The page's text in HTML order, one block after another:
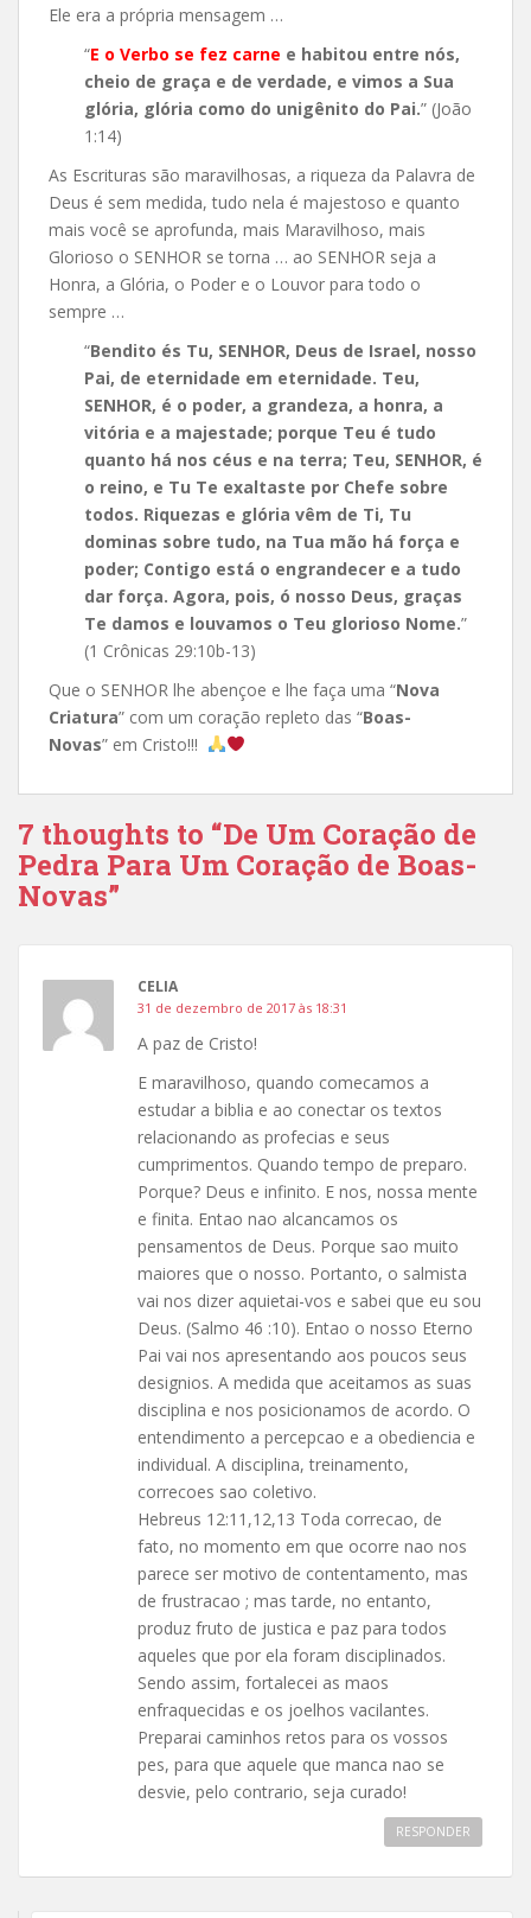
Ele era a própria mensagem …
“E o Verbo se fez carne e habitou entre nós,
cheio de graça e de verdade, e vimos a Sua
glória, glória como do unigênito do Pai.” (João
1:14)
As Escrituras são maravilhosas, a riqueza da Palavra de
Deus é sem medida, tudo nela é majestoso e quanto
mais você se aprofunda, mais Maravilhoso, mais
Glorioso o SENHOR se torna … ao SENHOR seja a
Honra, a Glória, o Poder e o Louvor para todo o
sempre …
“Bendito és Tu, SENHOR, Deus de Israel, nosso
Pai, de eternidade em eternidade. Teu,
SENHOR, é o poder, a grandeza, a honra, a
vitória e a majestade; porque Teu é tudo
quanto há nos céus e na terra; Teu, SENHOR, é
o reino, e Tu Te exaltaste por Chefe sobre
todos. Riquezas e glória vêm de Ti, Tu
dominas sobre tudo, na Tua mão há força e
poder; Contigo está o engrandecer e a tudo
dar força. Agora, pois, ó nosso Deus, graças
Te damos e louvamos o Teu glorioso Nome.”
(1 Crônicas 29:10b-13)
Que o SENHOR lhe abençoe e lhe faça uma “Nova
Criatura” com um coração repleto das “Boas-
Novas” em Cristo!!!
7 thoughts to “De Um Coração de
Pedra Para Um Coração de Boas-
Novas”
CELIA
31 de dezembro de 2017 às 18:31
A paz de Cristo!
E maravilhoso, quando comecamos a
estudar a biblia e ao conectar os textos
relacionando as profecias e seus
cumprimentos. Quando tempo de preparo.
Porque? Deus e infinito. E nos, nossa mente
e finita. Entao nao alcancamos os
pensamentos de Deus. Porque sao muito
maiores que o nosso. Portanto, o salmista
vai nos dizer aquietai-vos e sabei que eu sou
Deus. (Salmo 46 :10). Entao o nosso Eterno
Pai vai nos apresentando aos poucos seus
designios. A medida que aceitamos as suas
disciplina e nos posicionamos de acordo. O
entendimento a percepcao e a obediencia e
individual. A disciplina, treinamento,
correcoes sao coletivo.
Hebreus 12:11,12,13 Toda correcao, de
fato, no momento em que ocorre nao nos
parece ser motivo de contentamento, mas
de frustracao ; mas tarde, no entanto,
produz fruto de justica e paz para todos
aqueles que por ela foram disciplinados.
Sendo assim, fortalecei as maos
enfraquecidas e os joelhos vacilantes.
Preparai caminhos retos para os vossos
pes, para que aquele que manca nao se
desvie, pelo contrario, seja curado!
RESPONDER